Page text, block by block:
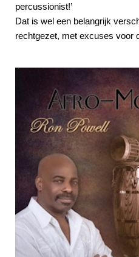
percussionist!’
Dat is wel een belangrijk
rechtgezet, met excuses voor